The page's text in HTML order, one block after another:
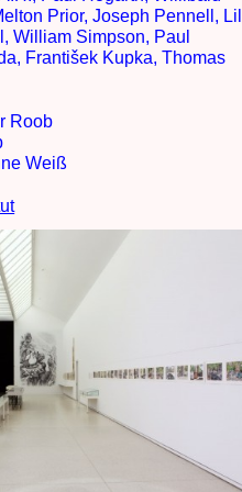
Prior, Joseph Pennell,
William Simpson, Paul
František Kupka, Thomas
Roob
Weiß